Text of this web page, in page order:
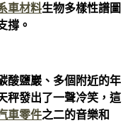
車材料生物多樣性譜圖
撐。
酸鹽巖、多個附近的年
秤發出了一聲冷笑，這
車零件之二的音樂和